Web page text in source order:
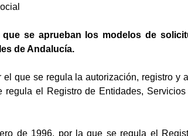
se aprueban los modelos de
de Andalucía.
que se regula la autorización, registro
el Registro de Entidades,
de 1996, por la que se regula el